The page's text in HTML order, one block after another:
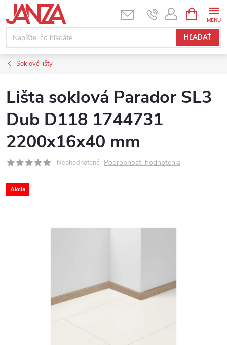
Prejsť na obsah
HĽADAŤ
Soklové lišty
Lišta soklová Parador SL3
Dub D118 1744731
2200x16x40 mm
Neohodnotené Podrobnosti hodnotenia
Akcia